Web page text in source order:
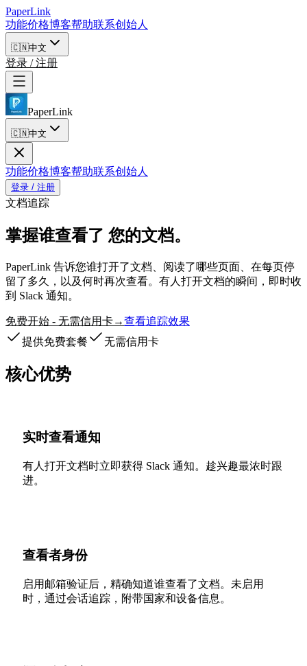
PaperLink
功能价格博客帮助联系创始人
🇨🇳中文
登录 / 注册
PaperLink
🇨🇳中文
功能价格博客帮助联系创始人
登录 / 注册
文档追踪
掌握谁查看了 您的文档。
PaperLink 告诉您谁打开了文档、阅读了哪些页面、在每页停
留了多久，以及何时再次查看。有人打开文档的瞬间，即时收
到 Slack 通知。
免费开始 - 无需信用卡→查看追踪效果
提供免费套餐
无需信用卡
核心优势
实时查看通知
有人打开文档时立即获得 Slack 通知。趁兴趣最浓时跟
进。
查看者身份
启用邮箱验证后，精确知道谁查看了文档。未启用
时，通过会话追踪，附带国家和设备信息。